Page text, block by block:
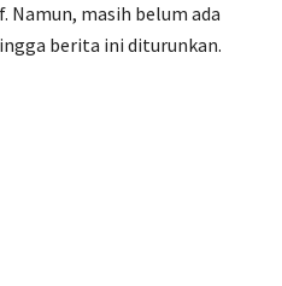
Namun, masih belum ada
berita ini diturunkan.